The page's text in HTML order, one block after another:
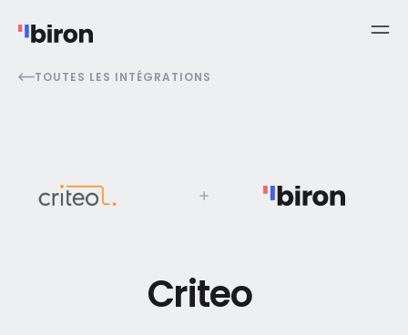
TOUTES LES INTÉGRATIONS
Criteo